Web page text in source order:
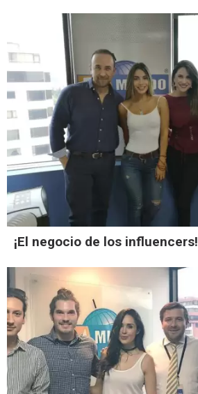
¡El negocio de los influencers!